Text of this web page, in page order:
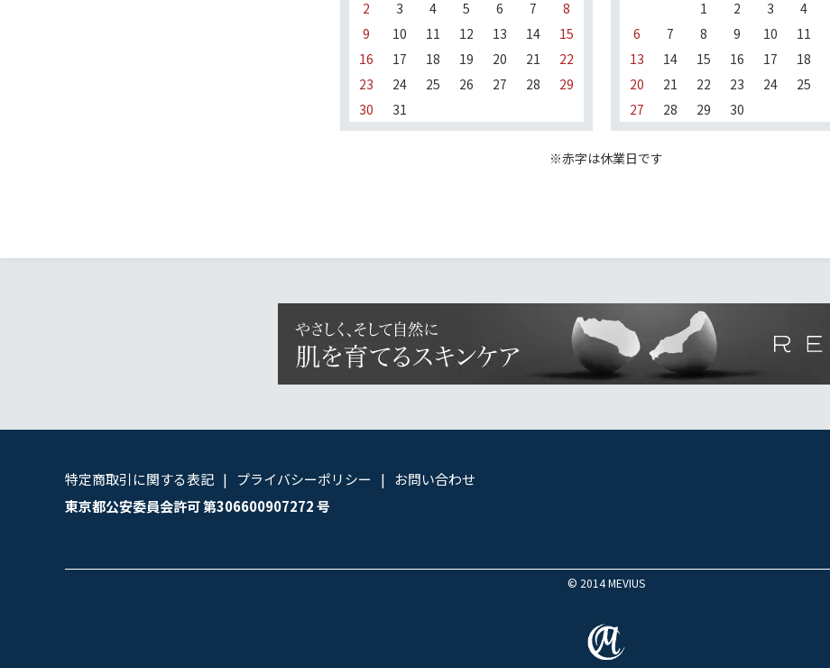
2
3 4 5 6 7
8
9
10 11 12 13 14
15
16
17 18 19 20 21
22
23
24 25 26 27 28
29
30
31
1
2 3 4
6
7 8 9 10 11
13
14 15 16 17 18
20
21 22 23 24 25
27
28 29 30
※赤字は休業日です
特定商取引に関する表記 プライバシーポリシー
お問い合わせ
東京都公安委員会許可 第306600907272 号
© 2014 MEVIUS